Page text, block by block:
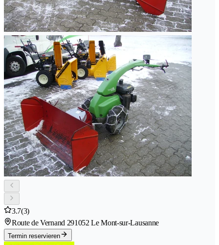
3.7(3)
Route de Vernand 291052 Le Mont-sur-Lausanne
Termin reservieren